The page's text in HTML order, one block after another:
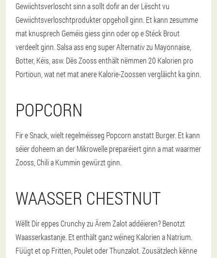
Gewiichtsverloscht sinn a sollt dofir an der Lëscht vu
Gewiichtsverloschtprodukter opgeholl ginn. Et kann zesumme
mat knusprech Geméis giess ginn oder op e Stéck Brout
verdeelt ginn. Salsa ass eng super Alternativ zu Mayonnaise,
Botter, Kéis, asw. Dës Zooss enthält nëmmen 20 Kalorien pro
Portioun, wat net mat anere Kalorie-Zoossen vergläicht ka ginn.
POPCORN
Fir e Snack, wielt regelméisseg Popcorn anstatt Burger. Et kann
séier doheem an der Mikrowelle preparéiert ginn a mat waarmer
Zooss, Chili a Kummin gewürzt ginn.
WAASSER CHESTNUT
Wëllt Dir eppes Crunchy zu Ärem Zalot addéieren? Benotzt
Waasserkastanje. Et enthält ganz wéineg Kalorien a Natrium.
Füügt et op Fritten, Poulet oder Thunzalot. Zousätzlech kënne